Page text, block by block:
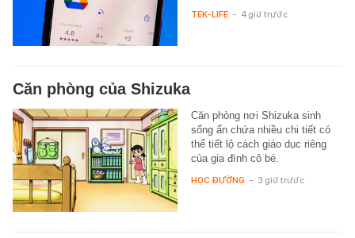
TEK-LIFE - 4 giờ trước
Căn phòng của Shizuka
Căn phòng nơi Shizuka sinh
sống ẩn chứa nhiều chi tiết có
thể tiết lộ cách giáo dục riêng
của gia đình cô bé.
HỌC ĐƯỜNG - 3 giờ trước